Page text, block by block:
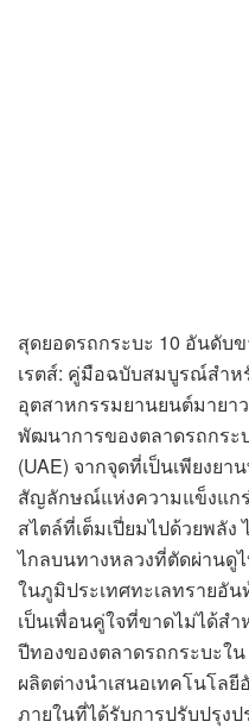
สุดยอดรถกระบะ 10 อันดับ
เรตส์: คู่มือฉบับสมบูรณ์สำห
อุตสาหกรรมยานยนต์มายา
พัฒนาการของตลาดรถกระ
(UAE) จากจุดที่เป็นเพียงย
สัญลักษณ์แห่งความแข็งแก
สไตล์ที่เต็มเปี่ยมไปด้วยพลัง
ไกลบนทางหลวงที่ตัดผ่านดู
ในภูมิประเทศทะเลทรายอั
เป็นเพื่อนคู่ใจที่ขาดไม่ได้สำ
ปีทองของตลาดรถกระบะใ
ผลิตต่างนำเสนอเทคโนโล
ภายในที่ได้รับการปรับปรุง